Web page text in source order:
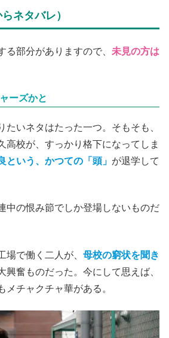
ネタバレ）
る部分がありますので、 未見の方は
ーズかと
たいネタはたった一つ。そもそも、
高校が、すっかり格下になってしま
という、かつての「頭」 が退学して
中の恨み節でしか登場しないものだ
場で働く二人が、 母校の窮状を聞き
興奮ものだった。今にして思えば、
メチャクチャ華がある。